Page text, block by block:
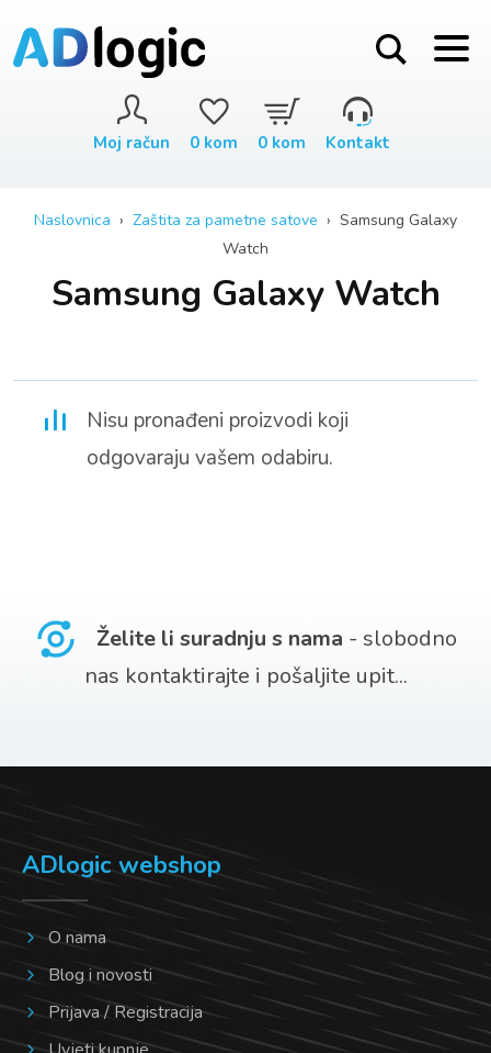
Moj račun 0 kom 0 kom Kontakt
Naslovnica › Zaštita za pametne satove › Samsung Galaxy
Watch
Samsung Galaxy Watch
Nisu pronađeni proizvodi koji
odgovaraju vašem odabiru.
Želite li suradnju s nama - slobodno
nas kontaktirajte i pošaljite upit...
ADlogic webshop
O nama
Blog i novosti
Prijava / Registracija